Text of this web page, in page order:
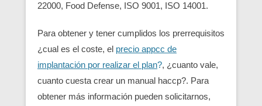
22000, Food Defense, ISO 9001, ISO 14001.
Para obtener y tener cumplidos los prerrequisitos
¿cual es el coste, el precio appcc de
implantación por realizar el plan?, ¿cuanto vale,
cuanto cuesta crear un manual haccp?. Para
obtener más información pueden solicitarnos,